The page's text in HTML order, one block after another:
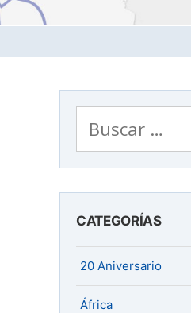
Buscar:
CATEGORÍAS
20 Aniversario
África